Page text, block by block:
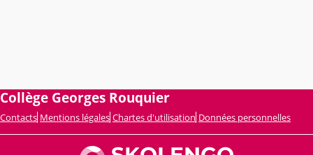
Collège Georges Rouquier
Contacts Mentions légales Chartes d'utilisation Données personnelles